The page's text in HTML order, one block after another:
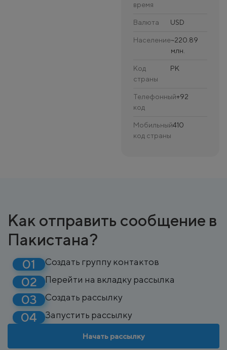
время
Валюта USD
Население~220.89
млн.
Код
страны
PK
Телефонный
код
+92
Мобильный
код страны
410
Как отправить сообщение в
Пакистана?
Создать группу контактов
Перейти на вкладку рассылка
Создать рассылку
Запустить рассылку
Начать рассылку